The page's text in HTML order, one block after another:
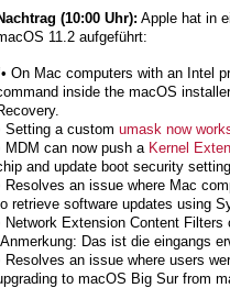
(10:00 Uhr): Apple hat in
11.2 aufgeführt:
On Mac computers with an Intel
inside the macOS
Setting a custom umask now
MDM can now push a Kernel
and update boot security
Resolves an issue where Mac
retrieve software updates using
Network Extension Content
Das ist die eingangs
Resolves an issue where users
to macOS Big Sur from